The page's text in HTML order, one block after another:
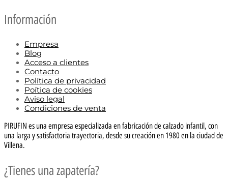
Información
Empresa
Blog
Acceso a clientes
Contacto
Política de privacidad
Poítica de cookies
Aviso legal
Condiciones de venta
PIRUFIN es una empresa especializada en fabricación de calzado infantil, con
una larga y satisfactoria trayectoria, desde su creación en 1980 en la ciudad de
Villena.
¿Tienes una zapatería?